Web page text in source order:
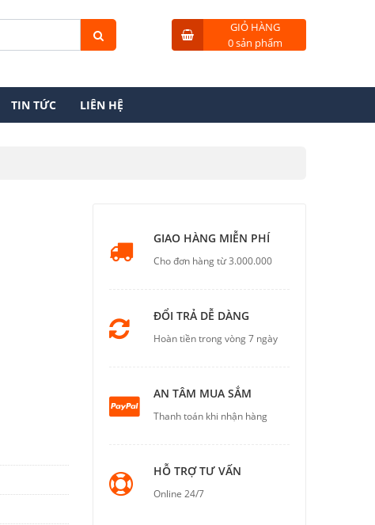
GIỎ HÀNG
0 sản phẩm
TIN TỨC LIÊN HỆ
GIAO HÀNG MIỄN PHÍ
Cho đơn hàng từ 3.000.000
ĐỔI TRẢ DỄ DÀNG
Hoàn tiền trong vòng 7 ngày
AN TÂM MUA SẮM
Thanh toán khi nhận hàng
HỖ TRỢ TƯ VẤN
Online 24/7